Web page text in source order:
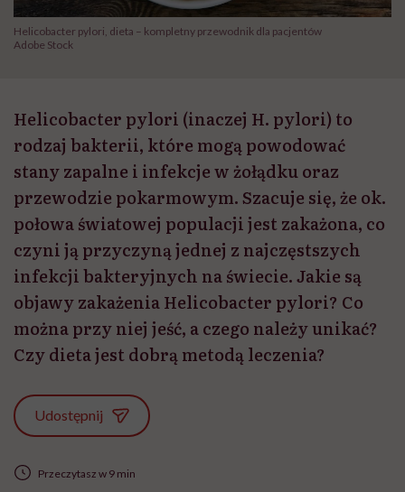
Helicobacter pylori, dieta – kompletny przewodnik dla pacjentów
Adobe Stock
Helicobacter pylori (inaczej H. pylori) to
rodzaj bakterii, które mogą powodować
stany zapalne i infekcje w żołądku oraz
przewodzie pokarmowym. Szacuje się, że ok.
połowa światowej populacji jest zakażona, co
czyni ją przyczyną jednej z najczęstszych
infekcji bakteryjnych na świecie. Jakie są
objawy zakażenia Helicobacter pylori? Co
można przy niej jeść, a czego należy unikać?
Czy dieta jest dobrą metodą leczenia?
Udostępnij
Przeczytasz w 9 min